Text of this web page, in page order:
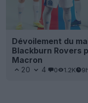
Dévoilement du
Blackburn Rovers
Macron
20 4 0 1.2K